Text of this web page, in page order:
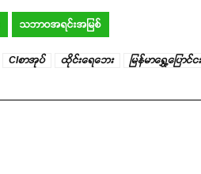
သဘာဝအရင်းအမြစ်
CIစာအုပ် ထိုင်းရေဘေး မြန်မာရွှေ့ပြောင်ငး